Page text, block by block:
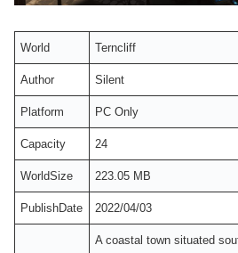
World Terncliff
Author Silent
Platform PC Only
Capacity 24
WorldSize 223.05 MB
PublishDate 2022/04/03
A coastal town situated